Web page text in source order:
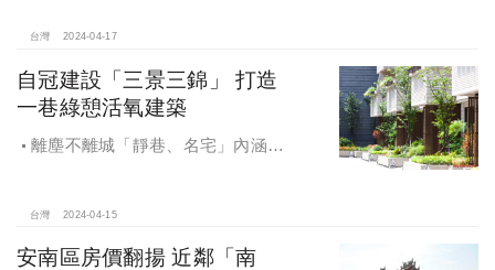
台總代理。
台灣 2024-04-17
自冠建設「三景三錦」 打造
一巷綠憩活氧建築
離塵不離城「靜巷、名宅」內涵富
台灣 2024-04-15
安南區房價翻揚 近鄰「南